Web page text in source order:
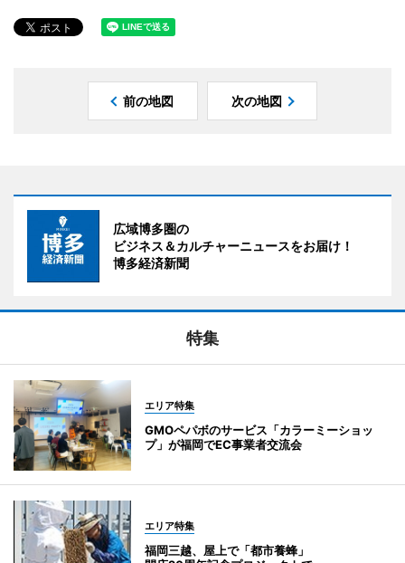
前の地図 次の地図
広域博多圏の
ビジネス＆カルチャーニュースをお届け！
博多経済新聞
特集
エリア特集
GMOペパボのサービス「カラーミーショッ
プ」が福岡でEC事業者交流会
エリア特集
福岡三越、屋上で「都市養蜂」